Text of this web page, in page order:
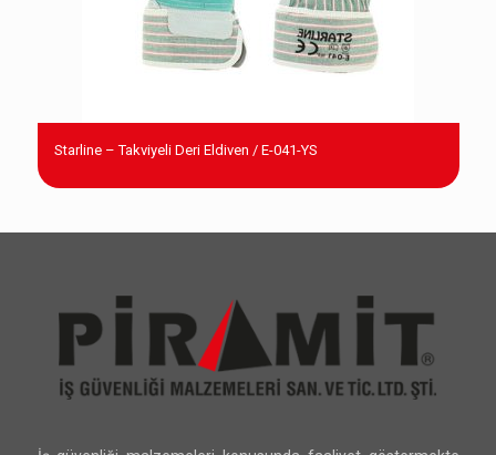
Starline – Takviyeli Deri Eldiven / E-041-YS